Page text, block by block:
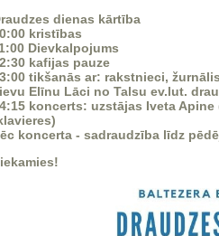
dienas kārtība
kristības
Dievkalpojums
kafijas pauze
tikšanās ar: rakstnieci,
Elīnu Lāci no Talsu ev.lut.
koncerts: uzstājas Iveta
koncerta - sadraudzība līdz